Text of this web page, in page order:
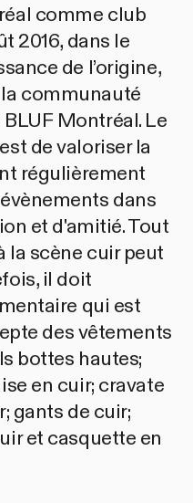
comme club
2016, dans le
de l’origine,
communauté
Montréal. Le
de valoriser la
régulièrement
dans
et d'amitié. Tout
la scène cuir peut
il doit
qui est
des vêtements
bottes hautes;
en cuir; cravate
gants de cuir;
et casquette en